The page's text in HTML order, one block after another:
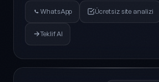
WhatsApp Ücretsiz site analizi
Teklif Al